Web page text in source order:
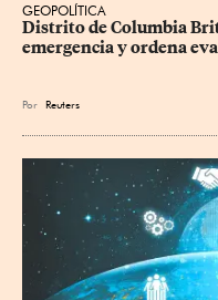
GEOPOLÍTICA
Distrito de Columbia
emergencia y ordena
Por Reuters